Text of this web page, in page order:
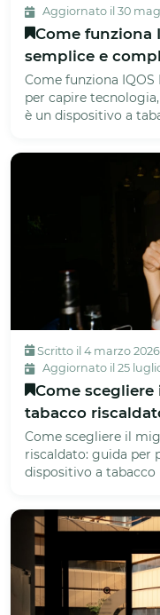
Aggiornato il 30
Come funziona
semplice e
Come funziona
per capire
è un dispositivo a
Scritto il 4 marzo 2026
Aggiornato il 25
Come
tabacco
Come scegliere il
riscaldato: guida per
dispositivo a tabacco